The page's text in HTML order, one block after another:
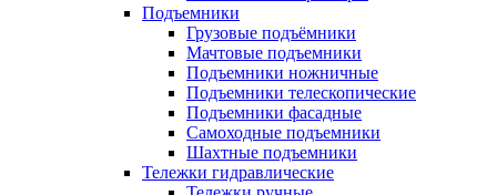
Подъемники
Грузовые подъёмники
Мачтовые подъемники
Подъемники ножничные
Подъемники телескопические
Подъемники фасадные
Самоходные подъемники
Шахтные подъемники
Тележки гидравлические